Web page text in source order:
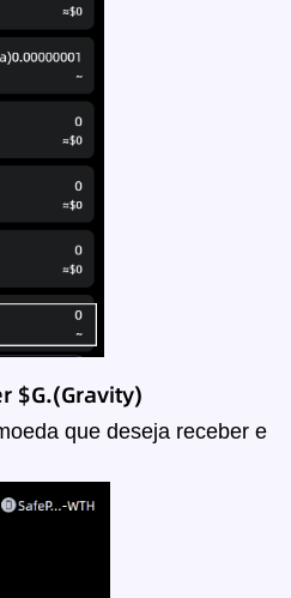
$G.(Gravity)
que deseja receber e